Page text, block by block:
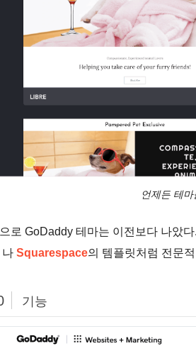
언제든 테
로 GoDaddy 테마는 이전보다 나았
나 Squarespace의 템플릿처럼 전문
기능